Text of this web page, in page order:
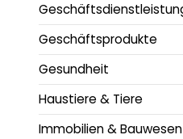
Geschäftsprodukte
Gesundheit
Haustiere & Tiere
Immobilien & Bauwesen